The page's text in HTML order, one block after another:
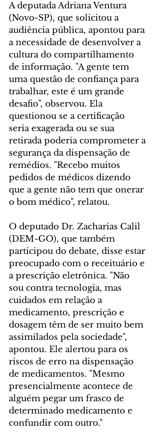
A deputada Adriana Ventura
(Novo-SP), que solicitou a
audiência pública, apontou para
a necessidade de desenvolver a
cultura do compartilhamento
de informação. "A gente tem
uma questão de confiança para
trabalhar, este é um grande
desafio", observou. Ela
questionou se a certificação
seria exagerada ou se sua
retirada poderia comprometer a
segurança da dispensação de
remédios. "Recebo muitos
pedidos de médicos dizendo
que a gente não tem que onerar
o bom médico", relatou.
O deputado Dr. Zacharias Calil
(DEM-GO), que também
participou do debate, disse estar
preocupado com o receituário e
a prescrição eletrônica. "Não
sou contra tecnologia, mas
cuidados em relação a
medicamento, prescrição e
dosagem têm de ser muito bem
assimilados pela sociedade",
apontou. Ele alertou para os
riscos de erro na dispensação
de medicamentos. "Mesmo
presencialmente acontece de
alguém pegar um frasco de
determinado medicamento e
confundir com outro."